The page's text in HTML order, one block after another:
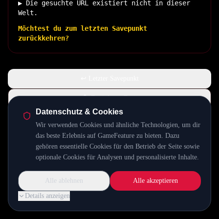
▶ Die gesuchte URL existiert nicht in dieser
Welt.
Möchtest du zum letzten Savepunkt
zurückkehren?
🏠 Zurück zur Basis
INSERT COIN TO CONTINUE...
Datenschutz & Cookies
Wir verwenden Cookies und ähnliche Technologien, um dir
das beste Erlebnis auf GameFeature zu bieten. Dazu
gehören essentielle Cookies für den Betrieb der Seite sowie
optionale Cookies für Analysen und personalisierte Inhalte.
Details anzeigen
Alle ablehnen Alle akzeptieren